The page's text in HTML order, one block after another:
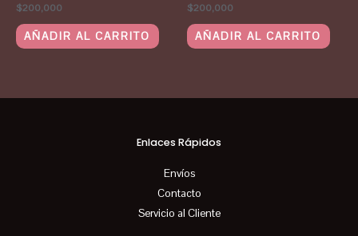
$200,000
AÑADIR AL CARRITO
$200,000
AÑADIR AL CARRITO
Enlaces Rápidos
Envíos
Contacto
Servicio al Cliente